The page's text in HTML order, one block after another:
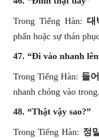
Trong Tiếng Hàn: 대
phấn hoặc sự thán
47. “Đi vào nhanh
Trong Tiếng Hàn: 들
nhanh chóng vào trong.
48. “Thật vậy sao?”
Trong Tiếng Hàn: 정